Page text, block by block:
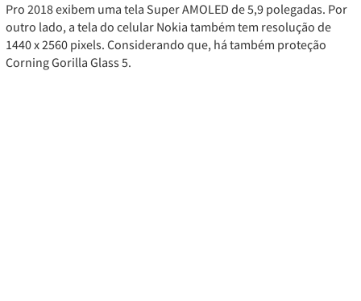
Pro 2018 exibem uma tela Super AMOLED de 5,9 polegadas. Por
outro lado, a tela do celular Nokia também tem resolução de
1440 x 2560 pixels. Considerando que, há também proteção
Corning Gorilla Glass 5.